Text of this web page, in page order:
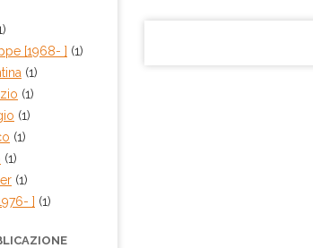
[1968- ] (1)
(1)
(1)
(1)
(1)
(1)
(1)
] (1)